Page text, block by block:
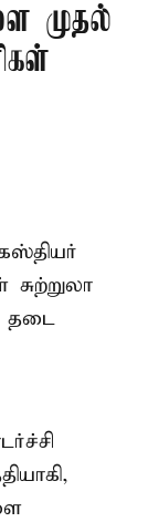
முதல்
தடை